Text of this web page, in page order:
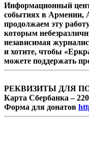
Информационный
событиях в Армении,
продолжаем эту
которым
независимая
и хотите, чтобы
можете поддержать
РЕКВИЗИТЫ ДЛЯ
Карта Сбербанка –
Форма для донатов